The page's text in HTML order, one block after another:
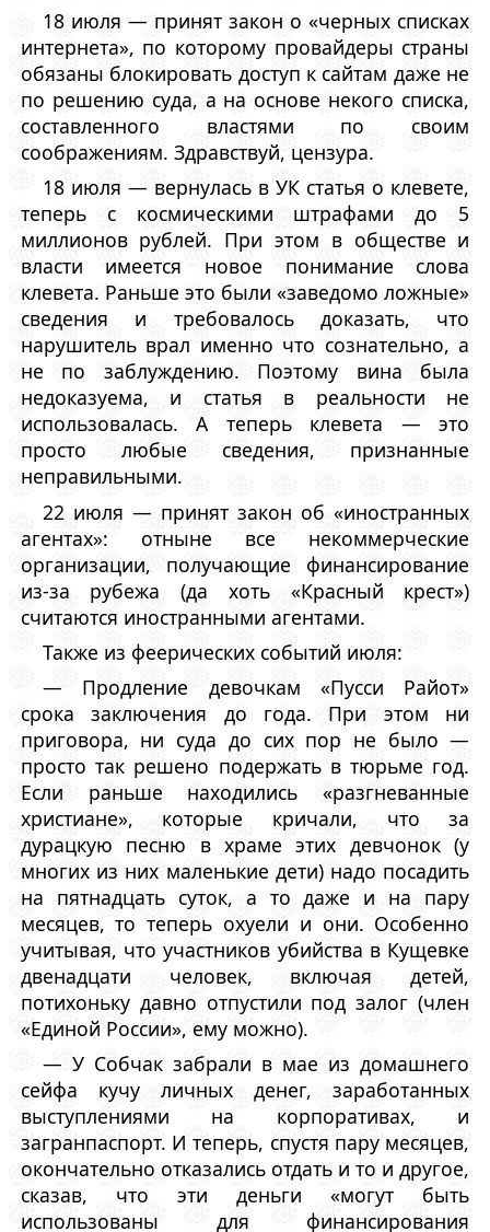
18 июля — принят закон о «черных списках
интернета», по которому провайдеры страны
обязаны блокировать доступ к сайтам даже не
по решению суда, а на основе некого списка,
составленного властями по своим
соображениям. Здравствуй, цензура.
18 июля — вернулась в УК статья о клевете,
теперь с космическими штрафами до 5
миллионов рублей. При этом в обществе и
власти имеется новое понимание слова
клевета. Раньше это были «заведомо ложные»
сведения и требовалось доказать, что
нарушитель врал именно что сознательно, а
не по заблуждению. Поэтому вина была
недоказуема, и статья в реальности не
использовалась. А теперь клевета — это
просто любые сведения, признанные
неправильными.
22 июля — принят закон об «иностранных
агентах»: отныне все некоммерческие
организации, получающие финансирование
из-за рубежа (да хоть «Красный крест»)
считаются иностранными агентами.
Также из феерических событий июля:
— Продление девочкам «Пусси Райот»
срока заключения до года. При этом ни
приговора, ни суда до сих пор не было —
просто так решено подержать в тюрьме год.
Если раньше находились «разгневанные
христиане», которые кричали, что за
дурацкую песню в храме этих девчонок (у
многих из них маленькие дети) надо посадить
на пятнадцать суток, а то даже и на пару
месяцев, то теперь охуели и они. Особенно
учитывая, что участников убийства в Кущевке
двенадцати человек, включая детей,
потихоньку давно отпустили под залог (член
«Единой России», ему можно).
— У Собчак забрали в мае из домашнего
сейфа кучу личных денег, заработанных
выступлениями на корпоративах, и
загранпаспорт. И теперь, спустя пару месяцев,
окончательно отказались отдать и то и другое,
сказав, что эти деньги «могут быть
использованы для финансирования